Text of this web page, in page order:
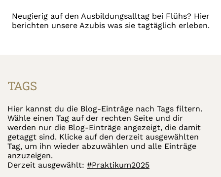
Neugierig auf den Ausbildungsalltag bei Flühs? Hier
berichten unsere Azubis was sie tagtäglich erleben.
TAGS
Hier kannst du die Blog-Einträge nach Tags filtern.
Wähle einen Tag auf der rechten Seite und dir
werden nur die Blog-Einträge angezeigt, die damit
getaggt sind. Klicke auf den derzeit ausgewählten
Tag, um ihn wieder abzuwählen und alle Einträge
anzuzeigen.
Derzeit ausgewählt: #Praktikum2025